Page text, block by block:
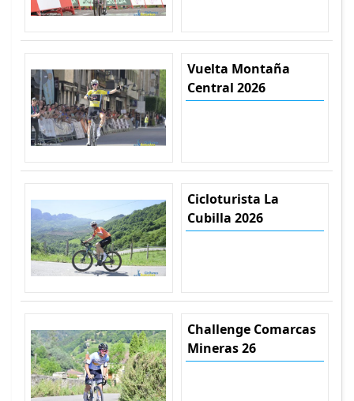
Vuelta Montaña
Central 2026
Cicloturista La
Cubilla 2026
Challenge Comarcas
Mineras 26